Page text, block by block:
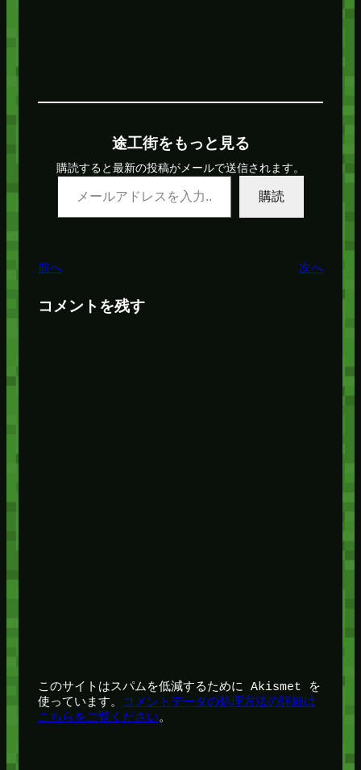
途工街をもっと見る
購読すると最新の投稿がメールで送信されます。
メールアドレスを入力…
購読
前へ 次へ
コメントを残す
このサイトはスパムを低減するために Akismet を
使っています。
コメントデータの処理方法の詳細は
こちらをご覧ください。